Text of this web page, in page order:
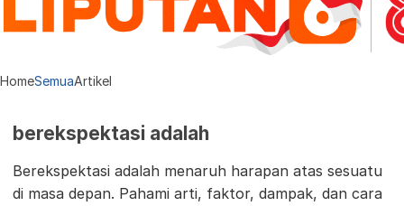
HomeSemuaArtikel
berekspektasi adalah
Berekspektasi adalah menaruh harapan atas sesuatu
di masa depan. Pahami arti, faktor, dampak, dan cara